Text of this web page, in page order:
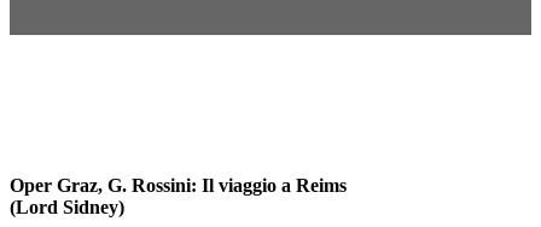
Oper Graz, G. Rossini: Il viaggio a Reims
(Lord Sidney)